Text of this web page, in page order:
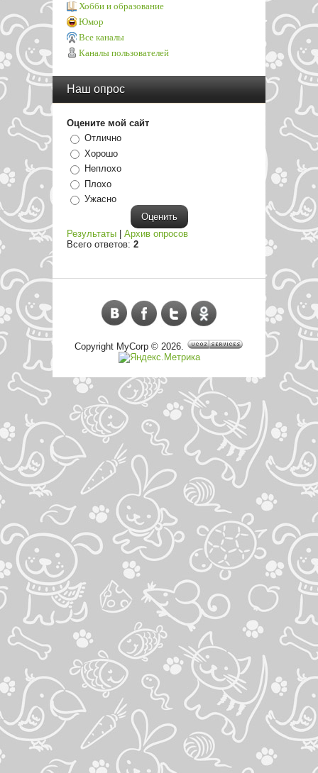
Хобби и образование
Юмор
Все каналы
Каналы пользователей
Наш опрос
Оцените мой сайт
Отлично
Хорошо
Неплохо
Плохо
Ужасно
Результаты
Архив опросов
Всего ответов: 2
Copyright MyCorp © 2026